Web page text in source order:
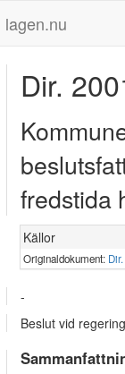
lagen.nu
Dir.
fredstida
Källor
Originaldokument:
-
Beslut vid